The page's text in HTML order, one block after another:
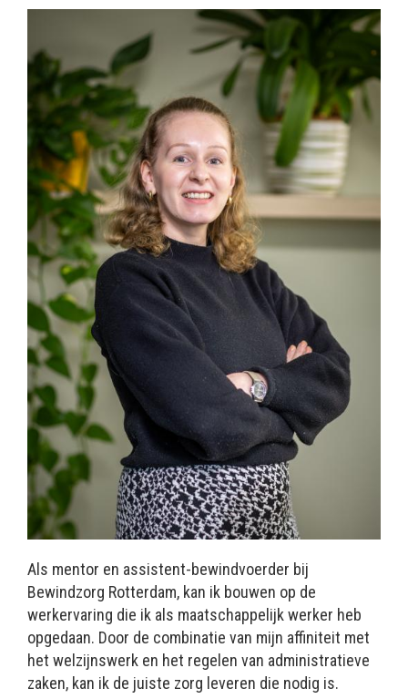
Als mentor en assistent-bewindvoerder bij
Bewindzorg Rotterdam, kan ik bouwen op de
werkervaring die ik als maatschappelijk werker heb
opgedaan. Door de combinatie van mijn affiniteit met
het welzijnswerk en het regelen van administratieve
zaken, kan ik de juiste zorg leveren die nodig is.